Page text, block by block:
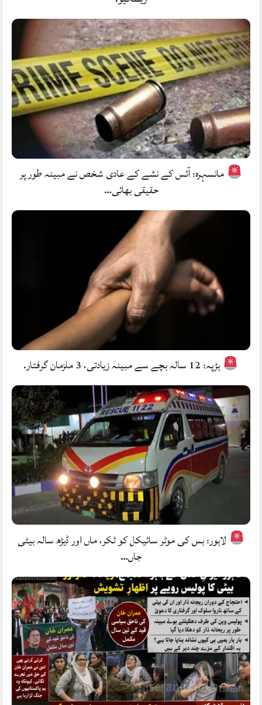
مانسہرہ: آئس کے نشے کے عادی شخص نے مبینہ طور پر
حقیقی بھائی…
ہڑپہ: 12 سالہ بچے سے مبینہ زیادتی، 3 ملزمان گرفتار.
لاہور: بس کی موٹر سائیکل کو ٹکر، ماں اور ڈیڑھ سالہ بیٹی
جاں…